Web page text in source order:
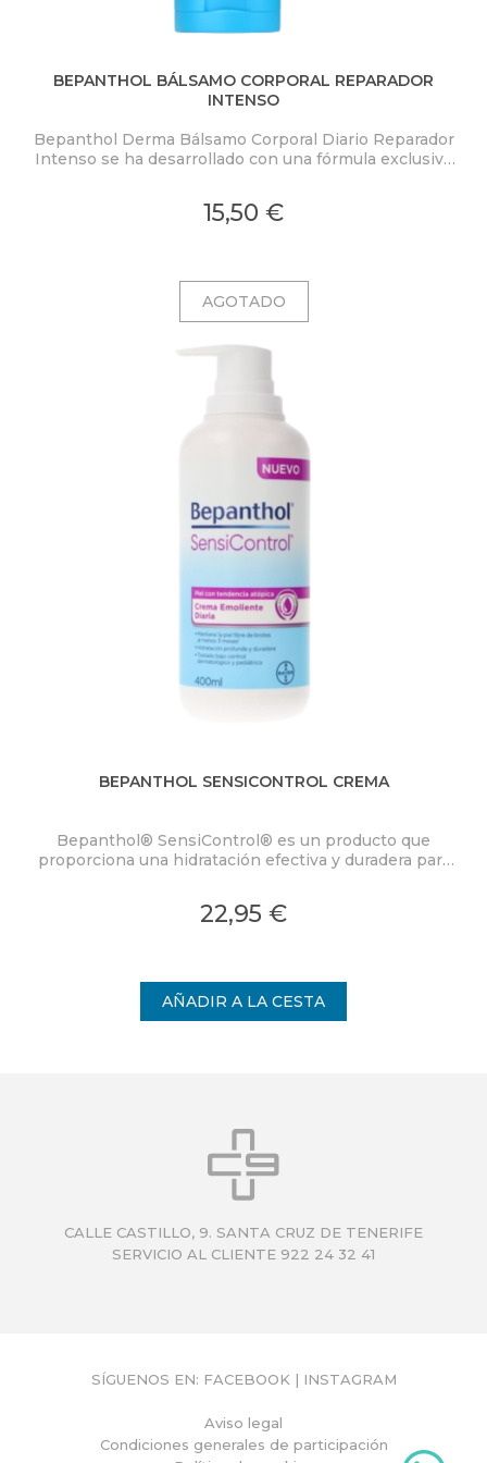
BEPANTHOL BÁLSAMO CORPORAL REPARADOR
INTENSO
Bepanthol Derma Bálsamo Corporal Diario Reparador
Intenso se ha desarrollado con una fórmula exclusiva
episodios recurrentes de sequedad extrema.
15,50 €
BEPANTHOL SENSICONTROL CREMA
Bepanthol® SensiControl® es un producto que
proporciona una hidratación efectiva y duradera para
22,95 €
CALLE CASTILLO, 9. SANTA CRUZ DE TENERIFE
SERVICIO AL CLIENTE 922 24 32 41
SÍGUENOS EN: FACEBOOK| INSTAGRAM
Aviso legal
Condiciones generales de participación